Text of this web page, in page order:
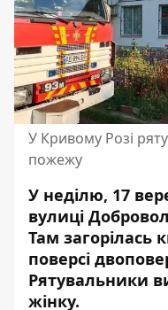
У Кривому Розі
пожежу
У неділю, 17
вулиці
Там загорілась
поверсі
Рятувальники
жінку.